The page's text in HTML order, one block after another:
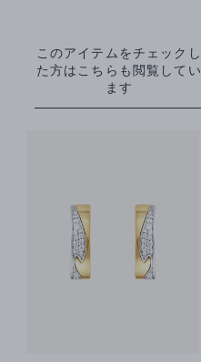
このアイテムをチェックし
た方はこちらも閲覧してい
ます